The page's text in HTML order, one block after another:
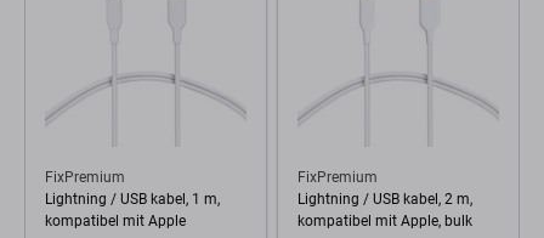
FixPremium
Lightning / USB kabel, 1 m,
kompatibel mit Apple
FixPremium
Lightning / USB kabel, 2 m,
kompatibel mit Apple, bulk